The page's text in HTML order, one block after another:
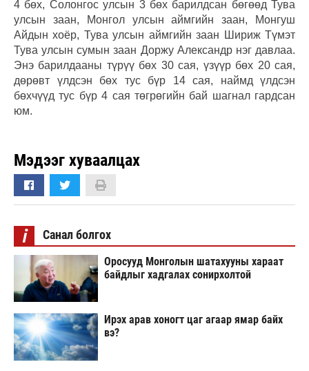
4 бөх, Солонгос улсын 3 бөх барилдсан бөгөөд Тува
улсын заан, Монгол улсын аймгийн заан, Монгуш
Айдын хоёр, Тува улсын аймгийн заан Шириж Түмэт
Тува улсын сумын заан Доржу Александр нэг давлаа.
Энэ барилдааны түрүү бөх 30 сая, үзүүр бөх 20 сая,
дөрөвт үлдсэн бөх тус бүр 14 сая, наймд үлдсэн
бөхчүүд тус бүр 4 сая төгрөгийн бай шагнал гардсан
юм.
Мэдээг хуваалцах
i Санал болгох
Оросууд Монголын шатахууны хараат
байдлыг хадгалах сонирхолтой
Ирэх арав хоногт цаг агаар ямар байх
вэ?